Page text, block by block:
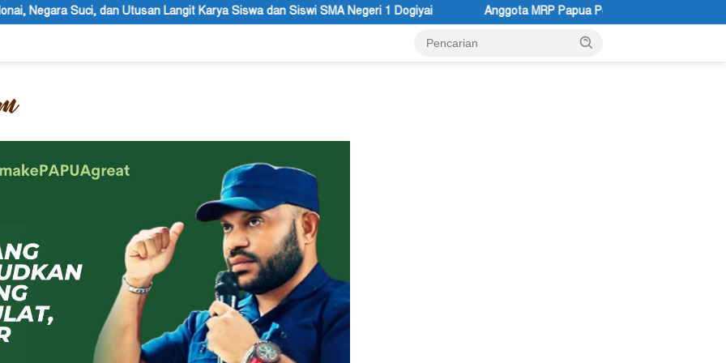
Langit Karya Siswa dan Siswi SMA Negeri 1 Dogiyai Anggota MRP Papua Pegunungan dan Forum Warga Papua Adukan